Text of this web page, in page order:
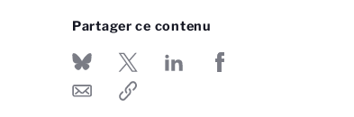
Partager ce contenu